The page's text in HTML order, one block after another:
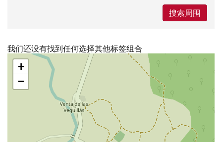
搜索周围
我们还没有找到任何选择其他标签组合
跳
地
图
+
−